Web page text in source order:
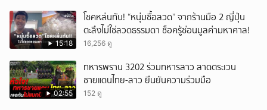
15:18
โชคหล่นทับ! “หนุ่มซื้อลวด” จากร้านมือ 2 ญี่ปุ่น
ตะลึงไม่ใช่ลวดธรรมดา ช็อครู้ซ่อนมูลค่ามหาศาล!
16,256 ดู
02:55
ทหารพราน 3202 ร่วมทหารลาว ลาดตระเวน
ชายแดนไทย-ลาว ยืนยันความร่วมมือ
152 ดู